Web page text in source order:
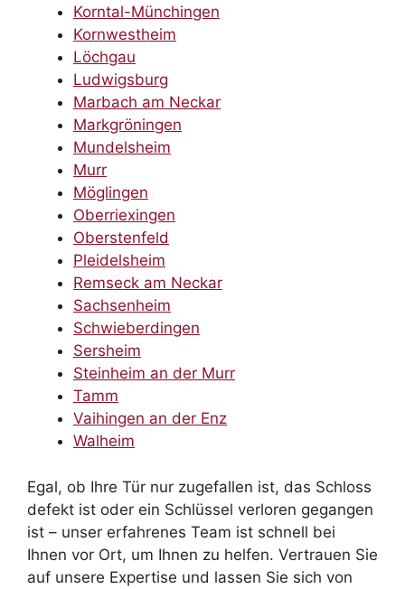
Korntal-Münchingen
Kornwestheim
Löchgau
Ludwigsburg
Marbach am Neckar
Markgröningen
Mundelsheim
Murr
Möglingen
Oberriexingen
Oberstenfeld
Pleidelsheim
Remseck am Neckar
Sachsenheim
Schwieberdingen
Sersheim
Steinheim an der Murr
Tamm
Vaihingen an der Enz
Walheim
Egal, ob Ihre Tür nur zugefallen ist, das Schloss
defekt ist oder ein Schlüssel verloren gegangen
ist – unser erfahrenes Team ist schnell bei
Ihnen vor Ort, um Ihnen zu helfen. Vertrauen Sie
auf unsere Expertise und lassen Sie sich von